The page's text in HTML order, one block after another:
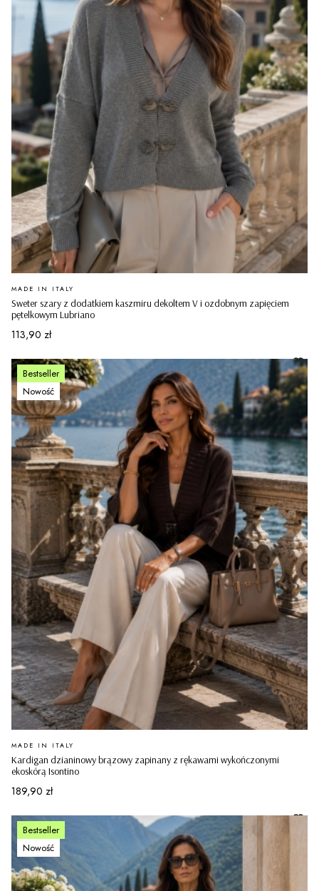
Sweter szary z dodatkiem kaszmiru dekoltem V i ozdobnym zapięciem
pętelkowym Lubriano
PRODUCENT
MADE IN ITALY
Cena
113,90 zł
Bestseller
Nowość
Kardigan dzianinowy brązowy zapinany z rękawami wykończonymi
ekoskórą Isontino
PRODUCENT
MADE IN ITALY
Cena
189,90 zł
Bestseller
Nowość